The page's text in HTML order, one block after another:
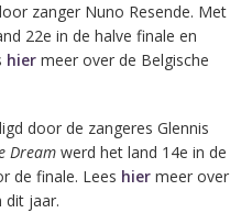
zanger Nuno Resende. Met
22e in de halve finale en
hiermeer over de Belgische
door de zangeres Glennis
Dreamwerd het land 14e in de
de finale. Lees hiermeer over
dit jaar.